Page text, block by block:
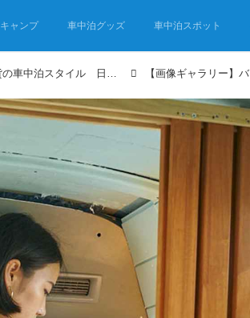
キャンプ 車中泊グッズ 車中泊スポット
バンライフ大学生が作ったイケア雑貨の車中泊スタイル 日本と北欧の融合の「ジャパンディ」インテリア